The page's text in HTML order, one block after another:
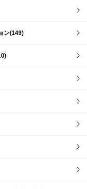
ン(149)